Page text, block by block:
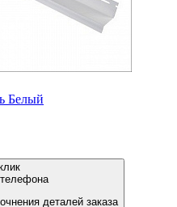
Белый
деталей заказа